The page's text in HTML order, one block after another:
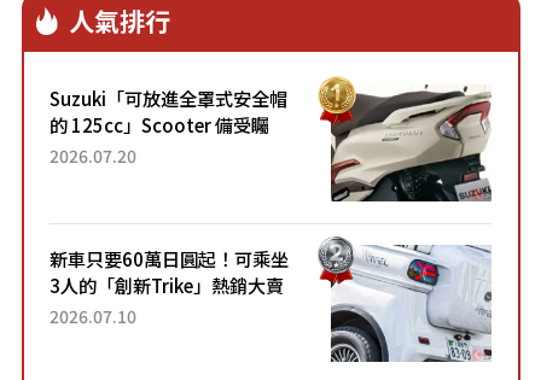
人氣排行
Suzuki「可放進全罩式安全帽
的 125cc」Scooter 備受矚
目！採用全新流線設計與各項
2026.07.20
新車只要60萬日圓起！可乘坐
3人的「創新Trike」熱銷大賣
成為人氣車款！「養車成本真
2026.07.10